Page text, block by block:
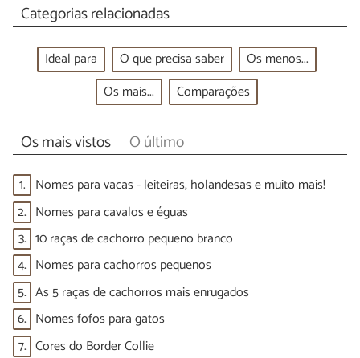
Categorias relacionadas
Ideal para O que precisa saber
Os menos...
Os mais...
Comparações
Os mais vistos O último
1. Nomes para vacas - leiteiras, holandesas e muito mais!
2. Nomes para cavalos e éguas
3. 10 raças de cachorro pequeno branco
4. Nomes para cachorros pequenos
5. As 5 raças de cachorros mais enrugados
6. Nomes fofos para gatos
7. Cores do Border Collie